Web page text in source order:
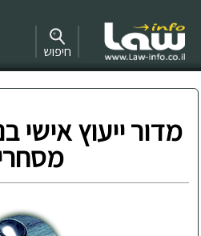
חיפוש
מדור ייעוץ אישי